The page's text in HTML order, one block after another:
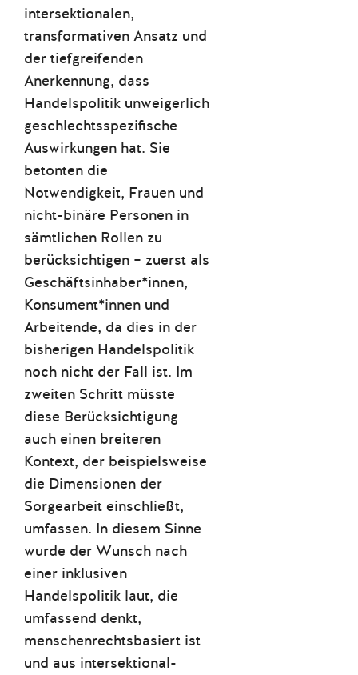
intersektionalen,
transformativen Ansatz und
der tiefgreifenden
Anerkennung, dass
Handelspolitik unweigerlich
geschlechtsspezifische
Auswirkungen hat. Sie
betonten die
Notwendigkeit, Frauen und
nicht-binäre Personen in
sämtlichen Rollen zu
berücksichtigen – zuerst als
Geschäftsinhaber*innen,
Konsument*innen und
Arbeitende, da dies in der
bisherigen Handelspolitik
noch nicht der Fall ist. Im
zweiten Schritt müsste
diese Berücksichtigung
auch einen breiteren
Kontext, der beispielsweise
die Dimensionen der
Sorgearbeit einschließt,
umfassen. In diesem Sinne
wurde der Wunsch nach
einer inklusiven
Handelspolitik laut, die
umfassend denkt,
menschenrechtsbasiert ist
und aus intersektional-